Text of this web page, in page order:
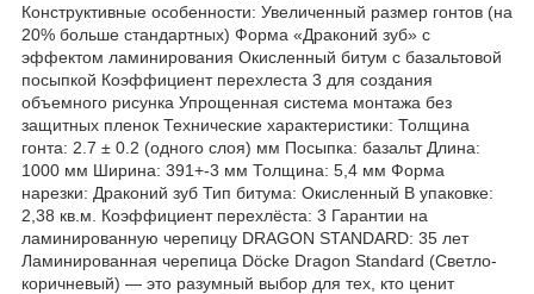
Конструктивные особенности: Увеличенный размер гонтов (на
20% больше стандартных) Форма «Драконий зуб» с
эффектом ламинирования Окисленный битум с базальтовой
посыпкой Коэффициент перехлеста 3 для создания
объемного рисунка Упрощенная система монтажа без
защитных пленок Технические характеристики: Толщина
гонта: 2.7 ± 0.2 (одного слоя) мм Посыпка: базальт Длина:
1000 мм Ширина: 391+-3 мм Толщина: 5,4 мм Форма
нарезки: Драконий зуб Тип битума: Окисленный В упаковке:
2,38 кв.м. Коэффициент перехлёста: 3 Гарантии на
ламинированную черепицу DRAGON STANDARD: 35 лет
Ламинированная черепица Döcke Dragon Standard (Светло-
коричневый) — это разумный выбор для тех, кто ценит